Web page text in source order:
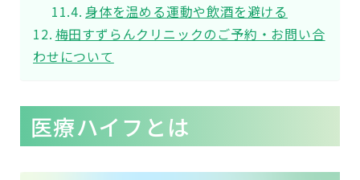
身体を温める運動や飲酒を避ける
梅田すずらんクリニックのご予約・お問い合
わせについて
医療ハイフとは